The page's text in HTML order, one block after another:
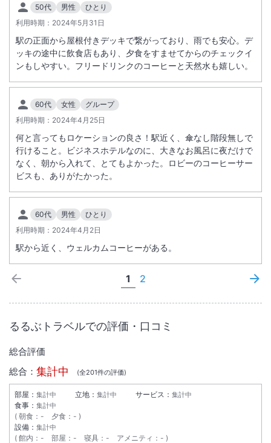
50代 男性
ひとり
利用時期： 2024年5月31日
駅の正面から屋根付きデッキで繋がっており、雨でも安心。デ
ッキの途中に飲食店もあり、夕食をすませてからのチェックイ
ンもしやすい。フリードリンクのコーヒーと天然水も嬉しい。
60代 女性
グループ
利用時期： 2024年4月25日
何と言ってもロケーションの良さ！駅近く、傘なし階段無しで
行けること。ビジネスホテルなのに、大きなお風呂に夜だけで
なく、朝から入れて、とてもよかった。ロビーのコーヒーサー
ビスも、ありがたかった。
60代 男性
ひとり
利用時期： 2024年4月2日
駅から近く、ウェルカムコーヒーがある。
1 2
るるぶトラベルでの評価・口コミ
総合評価
総合： 集計中 (全201件の評価)
部屋： 集計中 立地： 集計中 サービス： 集計中
食事： 集計中
朝食 ： - 夕食 ： -
設備： 集計中
館内 ： - 部屋 ： - 寝具 ： - アメニティ ： -